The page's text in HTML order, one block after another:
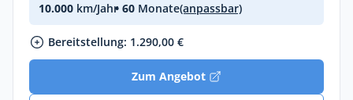
10.000 km/Jahr• 60 Monate(anpassbar)
Bereitstellung: 1.290,00 €
Zum Angebot